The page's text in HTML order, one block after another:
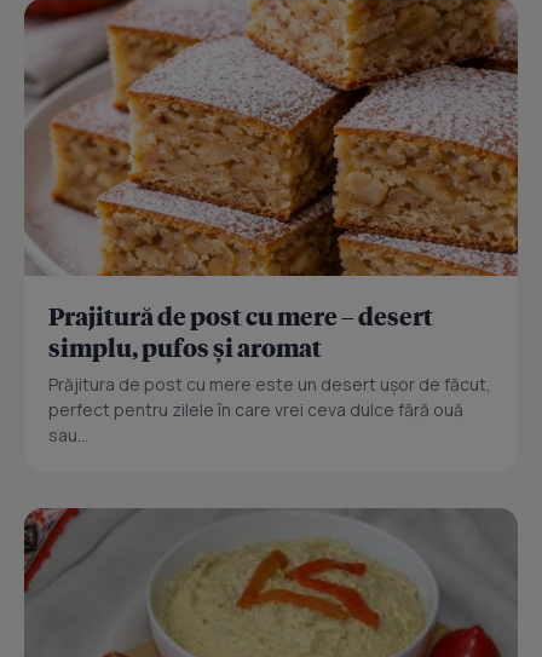
Prajitură de post cu mere – desert
simplu, pufos și aromat
Prăjitura de post cu mere este un desert ușor de făcut,
perfect pentru zilele în care vrei ceva dulce fără ouă
sau...